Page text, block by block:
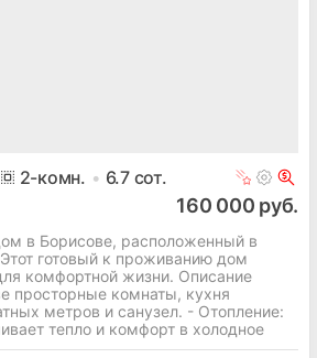
2-комн. 6.7сот.
160 000 руб.
в Борисове, расположенный в
готовый к проживанию дом
комфортной жизни. Описание
просторные комнаты, кухня
метров и санузел. - Отопление:
тепло и комфорт в холодное